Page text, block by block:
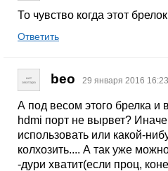
То чувство когда этот
Ответить
beo 29 января 2016 16:23
А под весом этого брелка и
hdmi порт не вырвет?
использовать или какой-
колхозить.... А так уже
-дури хватит(если проц,